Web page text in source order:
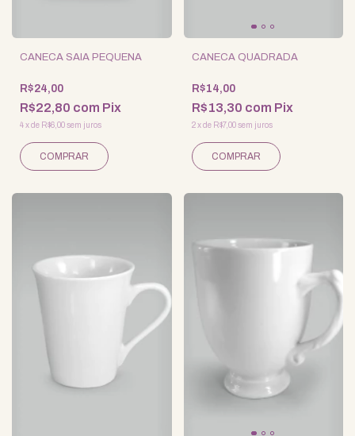
CANECA SAIA PEQUENA
R$24,00
R$22,80 com Pix
4xde R$6,00sem juros
CANECA QUADRADA
R$14,00
R$13,30 com Pix
2 xde R$7,00 sem juros